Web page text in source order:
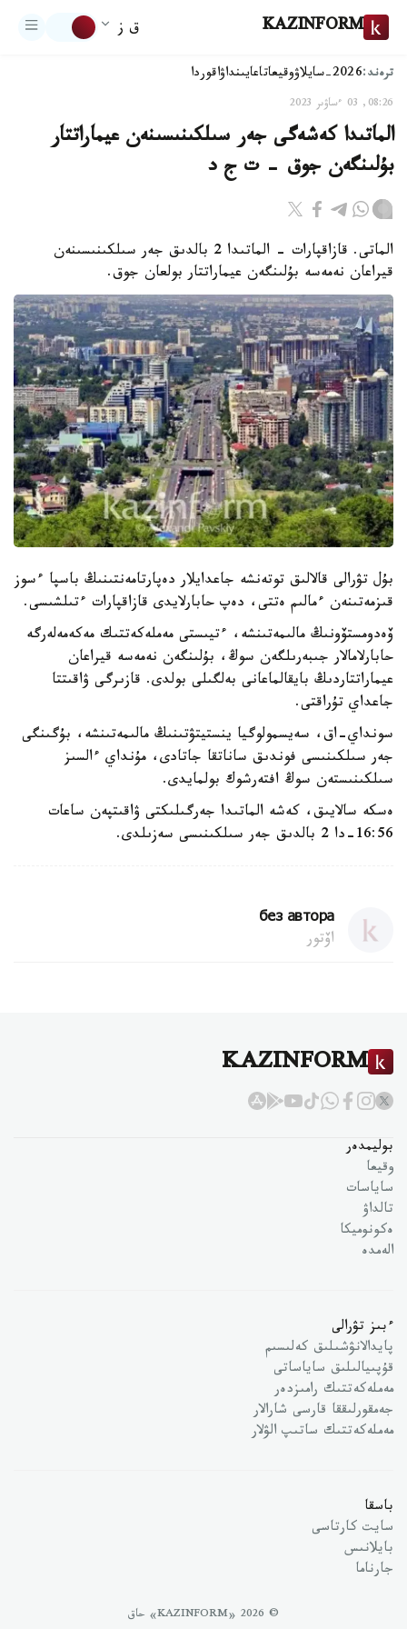
KAZINFORM ق ز
ترەند:2026-سايلاۋ وقيعاتاعايىنداۋاقوردا
08:26, 03 ءساۋىر 2023
الماتىدا كەشەگى جەر سىلكىنىسىنەن عيماراتتار
بۇلىنگەن جوق – ت ج د
الماتى. قازاقپارات - الماتىدا 2 بالدىق جەر سىلكىنىسىنەن
قيراعان نەمەسە بۇلىنگەن عيماراتتار بولعان جوق.
بۇل تۋرالى قالالىق توتەنشە جاعدايلار دەپارتامەنتىنىڭ باسپا ءسوز
قىزمەتىنەن ءمالىم ەتتى، دەپ حابارلايدى قازاقپارات ءتىلشىسى.
ۆەدومستۆونىڭ مالىمەتىنشە، ءتيىستى مەملەكەتتىك مەكەمەلەرگە
حابارلامالار جىبەرىلگەن سوڭ، بۇلىنگەن نەمەسە قيراعان
عيماراتتاردىڭ بايقالماعانى بەلگىلى بولدى. قازىرگى ۋاقىتتا
جاعداي تۇراقتى.
سونداي-اق، سەيسمولوگيا ينستيتۋتىنىڭ مالىمەتىنشە، بۇگىنگى
جەر سىلكىنىسى فوندىق ساناتقا جاتادى، مۇنداي ءالسىز
سىلكىنىستەن سوڭ افتەرشوك بولمايدى.
ەسكە سالايىق، كەشە الماتىدا جەرگىلىكتى ۋاقىتپەن ساعات
16:56-دا 2 بالدىق جەر سىلكىنىسى سەزىلدى.
без автора
اۆتور
KAZINFORM
بوليمدەر
وقيعا
ساياسات
تالداۋ
ەكونوميكا
الەمدە
ءبىز تۋرالى
پايدالانۋشىلىق كەلىسىم
قۇپىيالىلىق ساياساتى
مەملەكەتتىك رامىزدەر
جەمقورلىققا قارسى شارالار
مەملەكەتتىك ساتىپ الۋلار
باسقا
سايت كارتاسى
بايلانىس
جارناما
© 2026 «KAZINFORM» حاق